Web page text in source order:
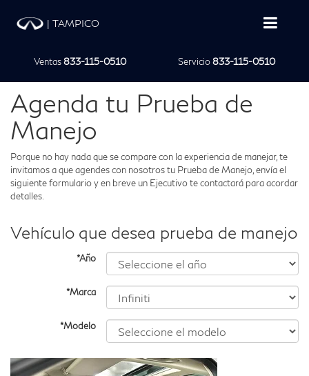
| TAMPICO
Ventas 833-115-0510 Servicio833-115-0510
Agenda tu Prueba de
Manejo
Porque no hay nada que se compare con la experiencia de manejar, te
invitamos a que agendes con nosotros tu Prueba de Manejo, envía el
siguiente formulario y en breve un Ejecutivo te contactará para acordar
detalles.
Vehículo que desea prueba de manejo
*Año
*Marca
*Modelo